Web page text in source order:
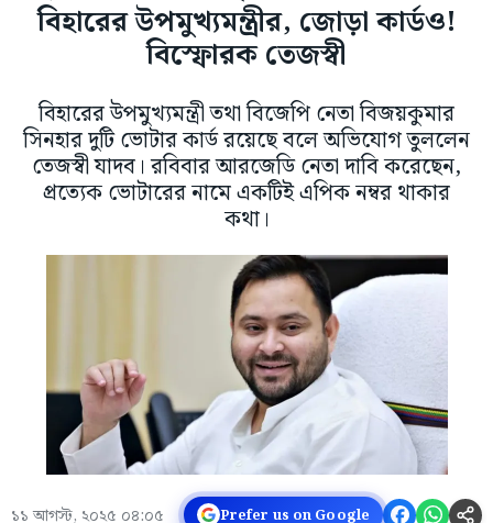
বিহারের উপমুখ্যমন্ত্রীর, জোড়া কার্ডও!
বিস্ফোরক তেজস্বী
বিহারের উপমুখ্যমন্ত্রী তথা বিজেপি নেতা বিজয়কুমার
সিনহার দুটি ভোটার কার্ড রয়েছে বলে অভিযোগ তুললেন
তেজস্বী যাদব। রবিবার আরজেডি নেতা দাবি করেছেন,
প্রত্যেক ভোটারের নামে একটিই এপিক নম্বর থাকার
কথা।
১১ আগস্ট, ২০২৫ ০৪:০৫ Prefer us on Google